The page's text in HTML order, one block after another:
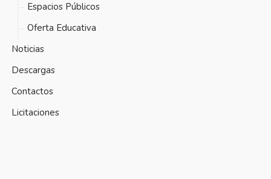
Espacios Públicos
Oferta Educativa
Noticias
Descargas
Contactos
Licitaciones